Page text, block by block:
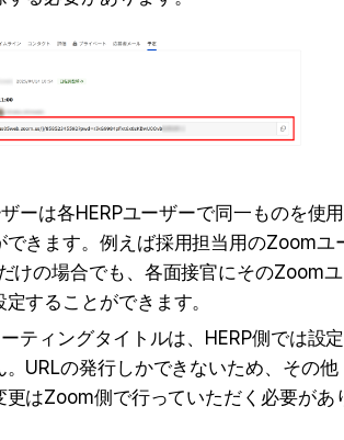
ーは各HERPユーザーで同一ものを使用
できます。例えば採用担当用のZoomユ
けの場合でも、各面接官にそのZoomユ
することができます。
ティングタイトルは、HERP側では設定
。URLの発行しかできないため、その他
更はZoom側で行っていただく必要があ